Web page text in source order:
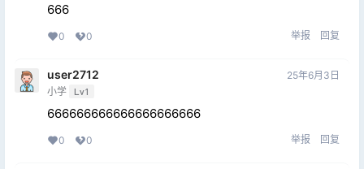
666
0 0 举报 回复
user2712
小学 Lv1
25年6月3日
666666666666666666666
0 0 举报 回复